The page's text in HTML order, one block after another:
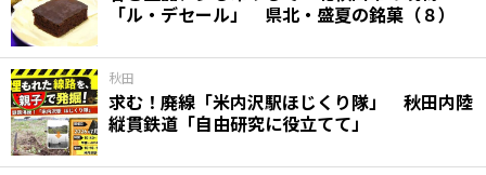
「ル・デセール」 県北・盛夏の銘菓（８）
秋田
求む！廃線「米内沢駅ほじくり隊」 秋田内陸
縦貫鉄道「自由研究に役立てて」